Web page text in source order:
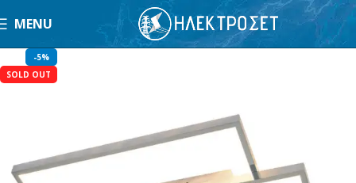
MENU
-5%
SOLD OUT